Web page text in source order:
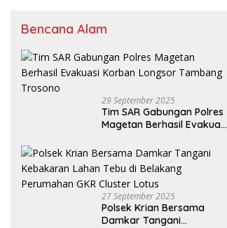
Bencana Alam
29 September 2025
Tim SAR Gabungan Polres
Magetan Berhasil Evakuasi
Trosono
27 September 2025
Polsek Krian Bersama
Damkar Tangani